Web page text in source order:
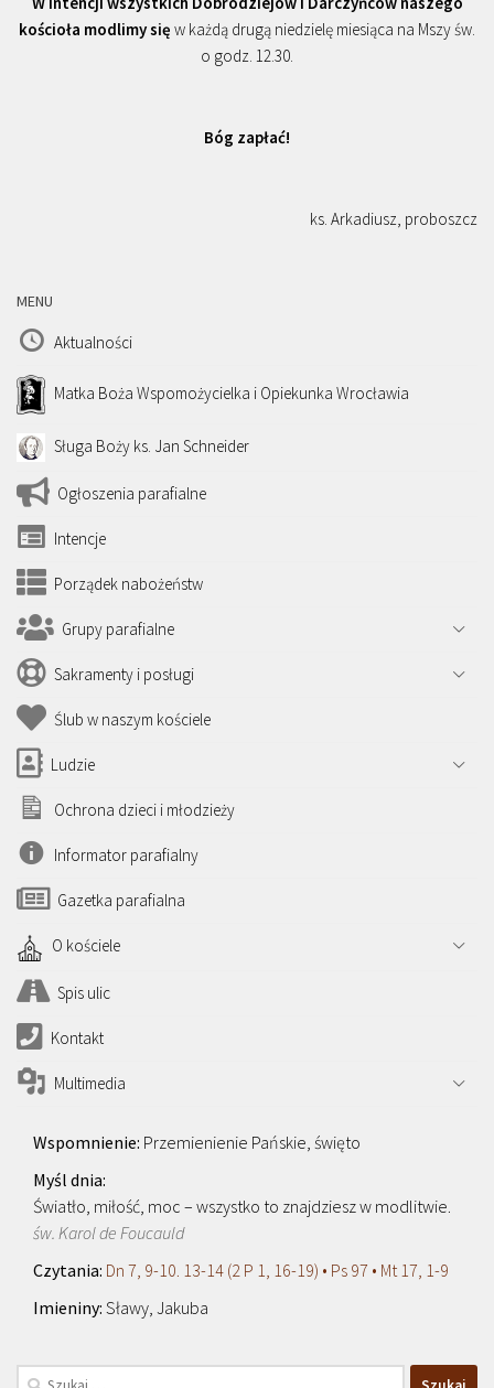
kościoła modlimy się w każdą drugą niedzielę miesiąca na Mszy św.
o godz. 12.30.
Bóg zapłać!
ks. Arkadiusz, proboszcz
MENU
Aktualności
Matka Boża Wspomożycielka i Opiekunka Wrocławia
Sługa Boży ks. Jan Schneider
Ogłoszenia parafialne
Intencje
Porządek nabożeństw
Grupy parafialne
Sakramenty i posługi
Ślub w naszym kościele
Ludzie
Ochrona dzieci i młodzieży
Informator parafialny
Gazetka parafialna
O kościele
Spis ulic
Kontakt
Multimedia
Przemienienie Pańskie, święto
Światło, miłość, moc – wszystko to znajdziesz w modlitwie.
św. Karol de Foucauld
Dn 7, 9-10. 13-14 (2 P 1, 16-19) • Ps 97 • Mt 17, 1-9
Sławy, Jakuba
Szukaj: